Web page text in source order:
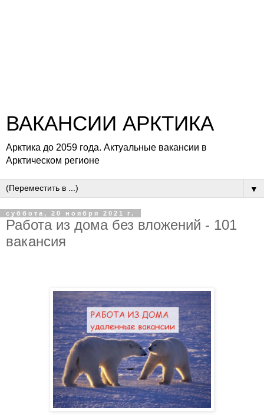
ВАКАНСИИ АРКТИКА
Арктика до 2059 года. Актуальные вакансии в
Арктическом регионе
▼
суббота, 20 ноября 2021 г.
Работа из дома без вложений - 101
вакансия